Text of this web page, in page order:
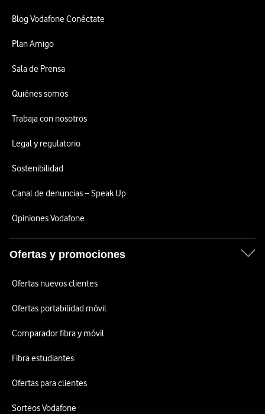
Blog Vodafone Conéctate
Plan Amigo
Sala de Prensa
Quiénes somos
Trabaja con nosotros
Legal y regulatorio
Sostenibilidad
Canal de denuncias – Speak Up
Opiniones Vodafone
Ofertas y promociones
Ofertas nuevos clientes
Ofertas portabilidad móvil
Comparador fibra y móvil
Fibra estudiantes
Ofertas para clientes
Sorteos Vodafone